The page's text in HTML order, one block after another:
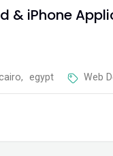
& iPhone
, egypt Web